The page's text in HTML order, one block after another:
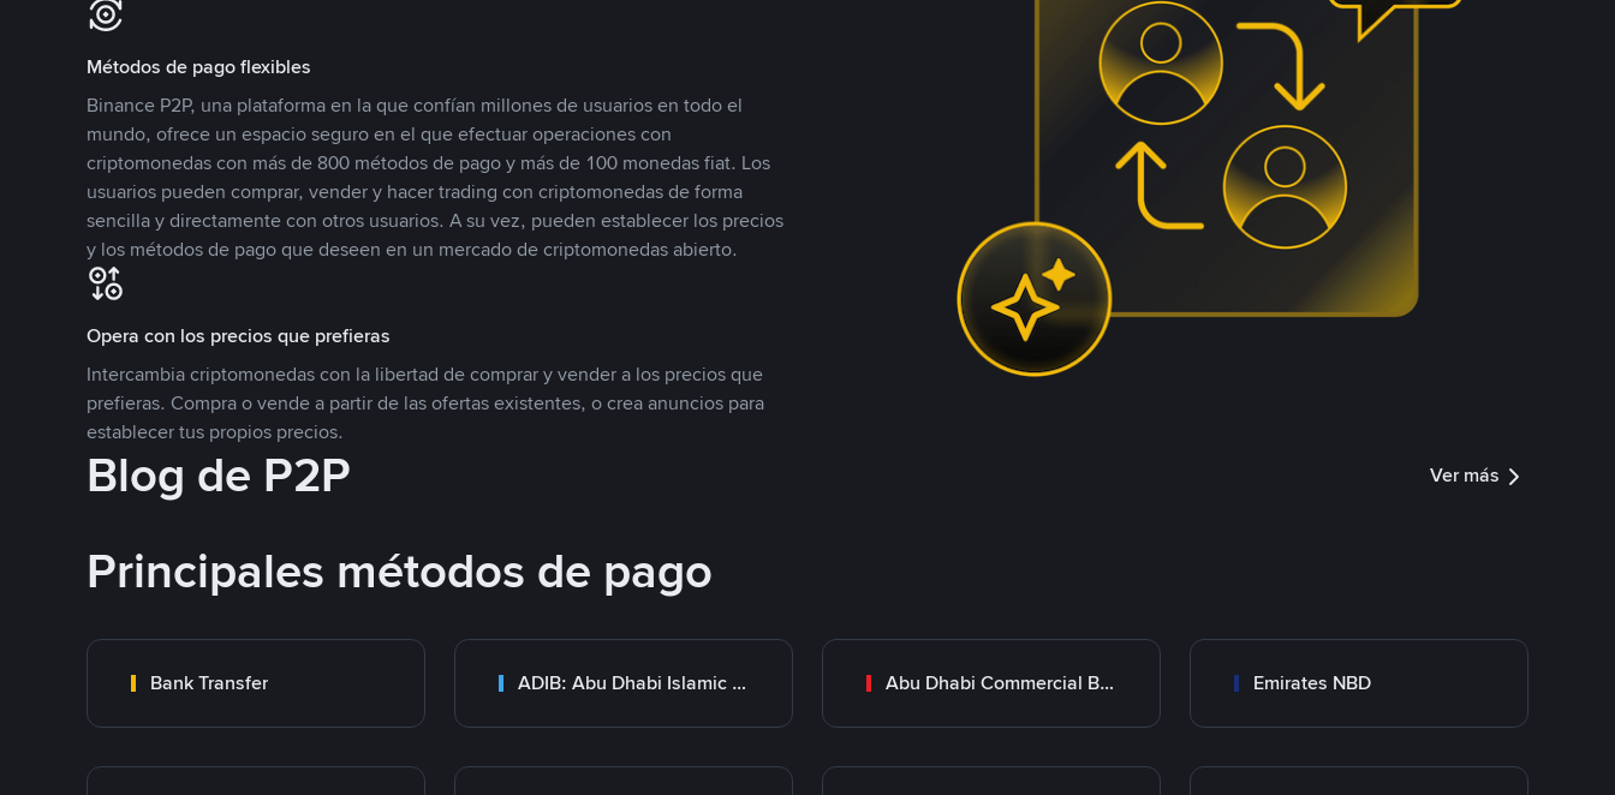
Métodos de pago flexibles
Binance P2P, una plataforma en la que confían millones de usuarios en todo el
mundo, ofrece un espacio seguro en el que efectuar operaciones con
criptomonedas con más de 800 métodos de pago y más de 100 monedas fiat. Los
usuarios pueden comprar, vender y hacer trading con criptomonedas de forma
sencilla y directamente con otros usuarios. A su vez, pueden establecer los precios
y los métodos de pago que deseen en un mercado de criptomonedas abierto.
Opera con los precios que prefieras
Intercambia criptomonedas con la libertad de comprar y vender a los precios que
prefieras. Compra o vende a partir de las ofertas existentes, o crea anuncios para
establecer tus propios precios.
Blog de P2P Ver más
Principales métodos de pago
Bank Transfer ADIB: Abu Dhabi Islamic Bank Abu Dhabi Commercial Bank ADCB Emirates NBD